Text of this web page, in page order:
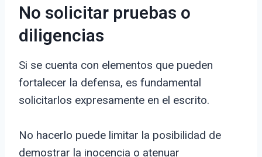
No solicitar pruebas o
diligencias
Si se cuenta con elementos que pueden
fortalecer la defensa, es fundamental
solicitarlos expresamente en el escrito.
No hacerlo puede limitar la posibilidad de
demostrar la inocencia o atenuar